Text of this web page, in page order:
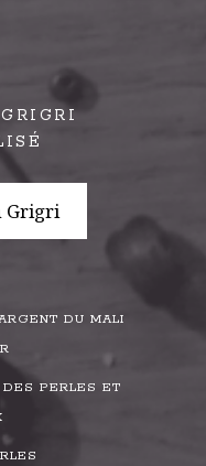
Grigri
DU MALI
PERLES ET